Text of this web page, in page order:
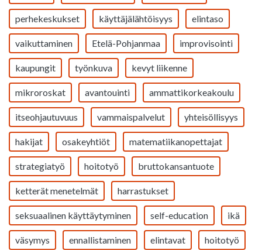
perhekeskukset käyttäjälähtöisyys elintaso
vaikuttaminen Etelä-Pohjanmaa improvisointi
kaupungit työnkuva kevyt liikenne
mikroroskat avantouinti ammattikorkeakoulu
itseohjautuvuus vammaispalvelut yhteisöllisyys
hakijat osakeyhtiöt matematiikanopettajat
strategiatyö hoitotyö bruttokansantuote
ketterät menetelmät harrastukset
seksuaalinen käyttäytyminen self-education ikä
väsymys ennallistaminen elintavat hoitotyö